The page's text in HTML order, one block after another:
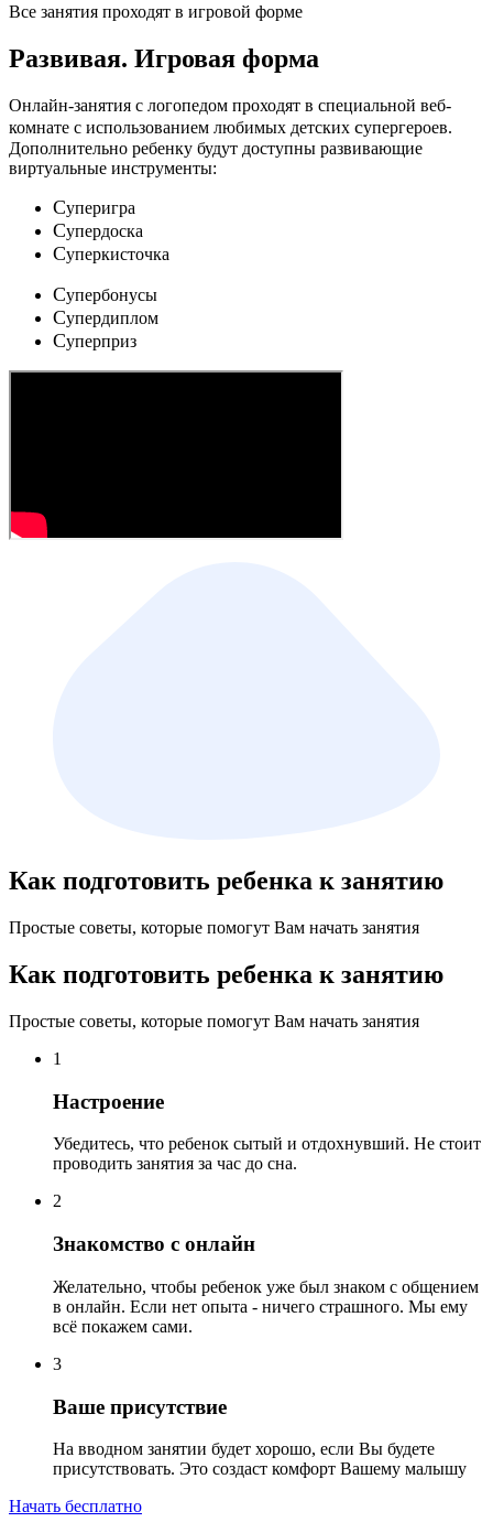
Все занятия проходят в игровой форме
Развивая. Игровая форма
Онлайн-занятия с логопедом проходят в специальной веб-
комнате с использованием любимых детских cупергероев.
Дополнительно ребенку будут доступны развивающие
виртуальные инструменты:
Cуперигра
Cупердоска
Cуперкисточка
Cупербонусы
Cупердиплом
Cуперприз
Как подготовить ребенка к занятию
Простые советы, которые помогут Вам начать занятия
Как подготовить ребенка к занятию
Простые советы, которые помогут Вам начать занятия
1
Настроение
Убедитесь, что ребенок сытый и отдохнувший. Не стоит
проводить занятия за час до сна.
2
Знакомство с онлайн
Желательно, чтобы ребенок уже был знаком с общением
в онлайн. Если нет опыта - ничего страшного. Мы ему
всё покажем сами.
3
Ваше присутствие
На вводном занятии будет хорошо, если Вы будете
присутствовать. Это создаст комфорт Вашему малышу
Начать бесплатно